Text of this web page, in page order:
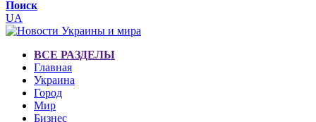
Поиск
UA
ВСЕ РАЗДЕЛЫ
Главная
Украина
Город
Мир
Бизнес